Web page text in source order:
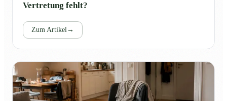
Vertretung fehlt?
Zum Artikel→